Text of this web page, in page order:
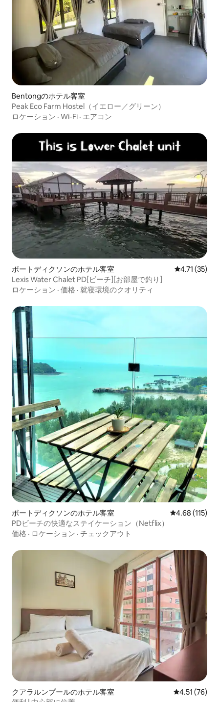
Bentongのホテル客室
Peak Eco Farm Hostel（イエロー／グリーン）
ロケーション · Wi-Fi · エアコン
ポートディクソンのホテル客室 レビュー35
4.71 (35)
Lexis Water Chalet PD[ビーチ][お部屋で釣り]
ロケーション · 価格 · 就寝環境のクオリティ
ポートディクソンのホテル客室 レビュー115
4.68 (115)
PDビーチの快適なステイケーション（Netflix）
価格 · ロケーション · チェックアウト
クアラルンプールのホテル客室 レビュー76
4.51 (76)